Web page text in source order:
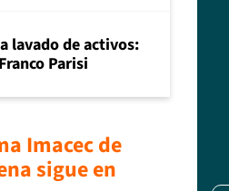
lavado de activos:
Parisi
Imacec de
sigue en